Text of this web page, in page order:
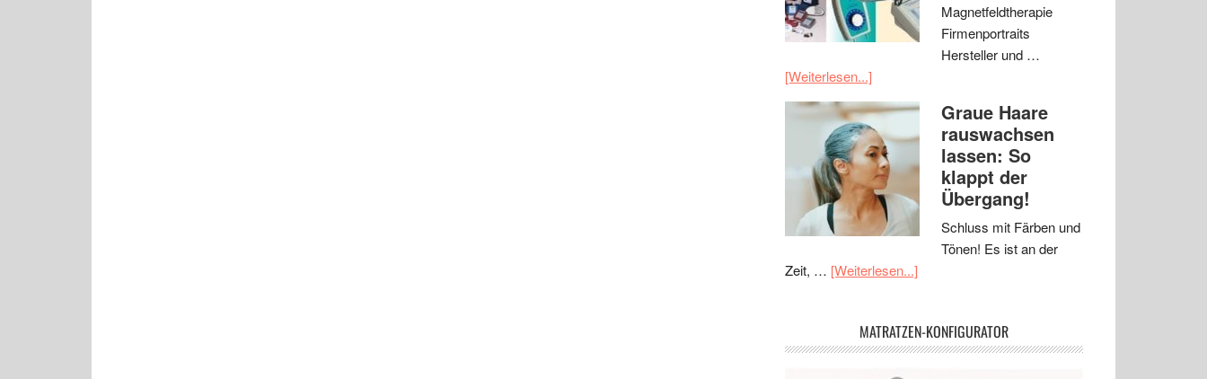
Magnetfeldtherapie
Firmenportraits
Hersteller und …
[Weiterlesen...]
Graue Haare
rauswachsen
lassen: So
klappt der
Übergang!
Schluss mit Färben und
Tönen! Es ist an der
Zeit, … [Weiterlesen...]
MATRATZEN-KONFIGURATOR